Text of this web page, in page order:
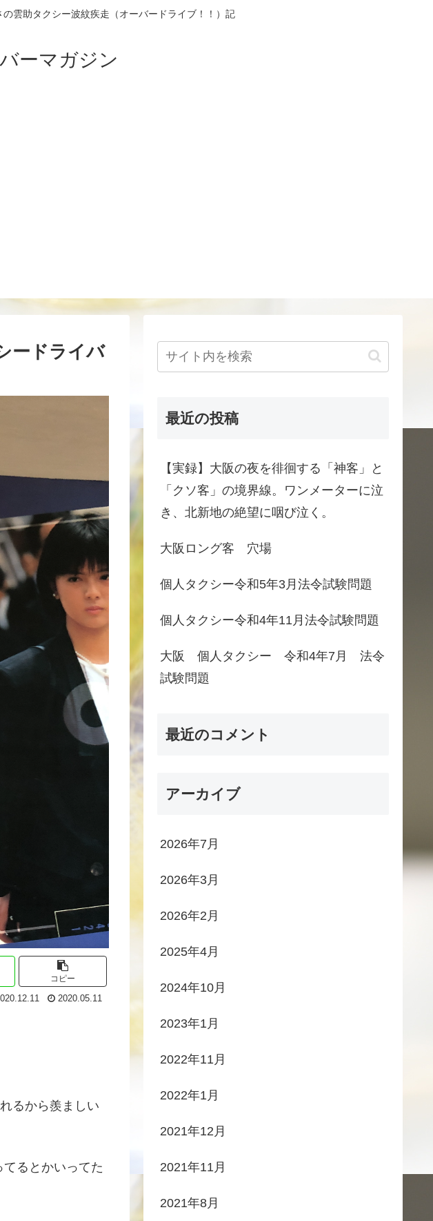
雲助タクシー波紋疾走（オーバードライブ！！）記
ーマガジン
ードライバ
コピー
2020.05.11
るから羨ましい
るとかいってた
最近の投稿
【実録】大阪の夜を徘徊する「神客」と
「クソ客」の境界線。ワンメーターに泣
き、北新地の絶望に咽び泣く。
大阪ロング客 穴場
個人タクシー令和5年3月法令試験問題
個人タクシー令和4年11月法令試験問題
大阪 個人タクシー 令和4年7月 法令
試験問題
最近のコメント
アーカイブ
2026年7月
2026年3月
2026年2月
2025年4月
2024年10月
2023年1月
2022年11月
2022年1月
2021年12月
2021年11月
2021年8月